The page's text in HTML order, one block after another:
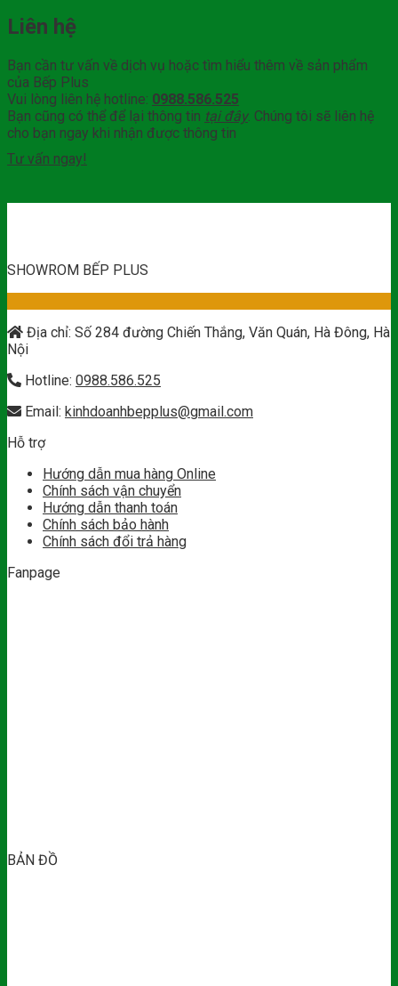
Liên hệ
Bạn cần tư vấn về dịch vụ hoặc tìm hiểu thêm về sản phẩm
của Bếp Plus
Vui lòng liên hệ hotline: 0988.586.525
Bạn cũng có thể để lại thông tin tại đây. Chúng tôi sẽ liên hệ
cho bạn ngay khi nhận được thông tin
Tư vấn ngay!
SHOWROM BẾP PLUS
Địa chỉ: Số 284 đường Chiến Thắng, Văn Quán, Hà Đông, Hà
Nội
Hotline: 0988.586.525
Email: kinhdoanhbepplus@gmail.com
Hỗ trợ
Hướng dẫn mua hàng Online
Chính sách vận chuyển
Hướng dẫn thanh toán
Chính sách bảo hành
Chính sách đổi trả hàng
Fanpage
BẢN ĐỒ